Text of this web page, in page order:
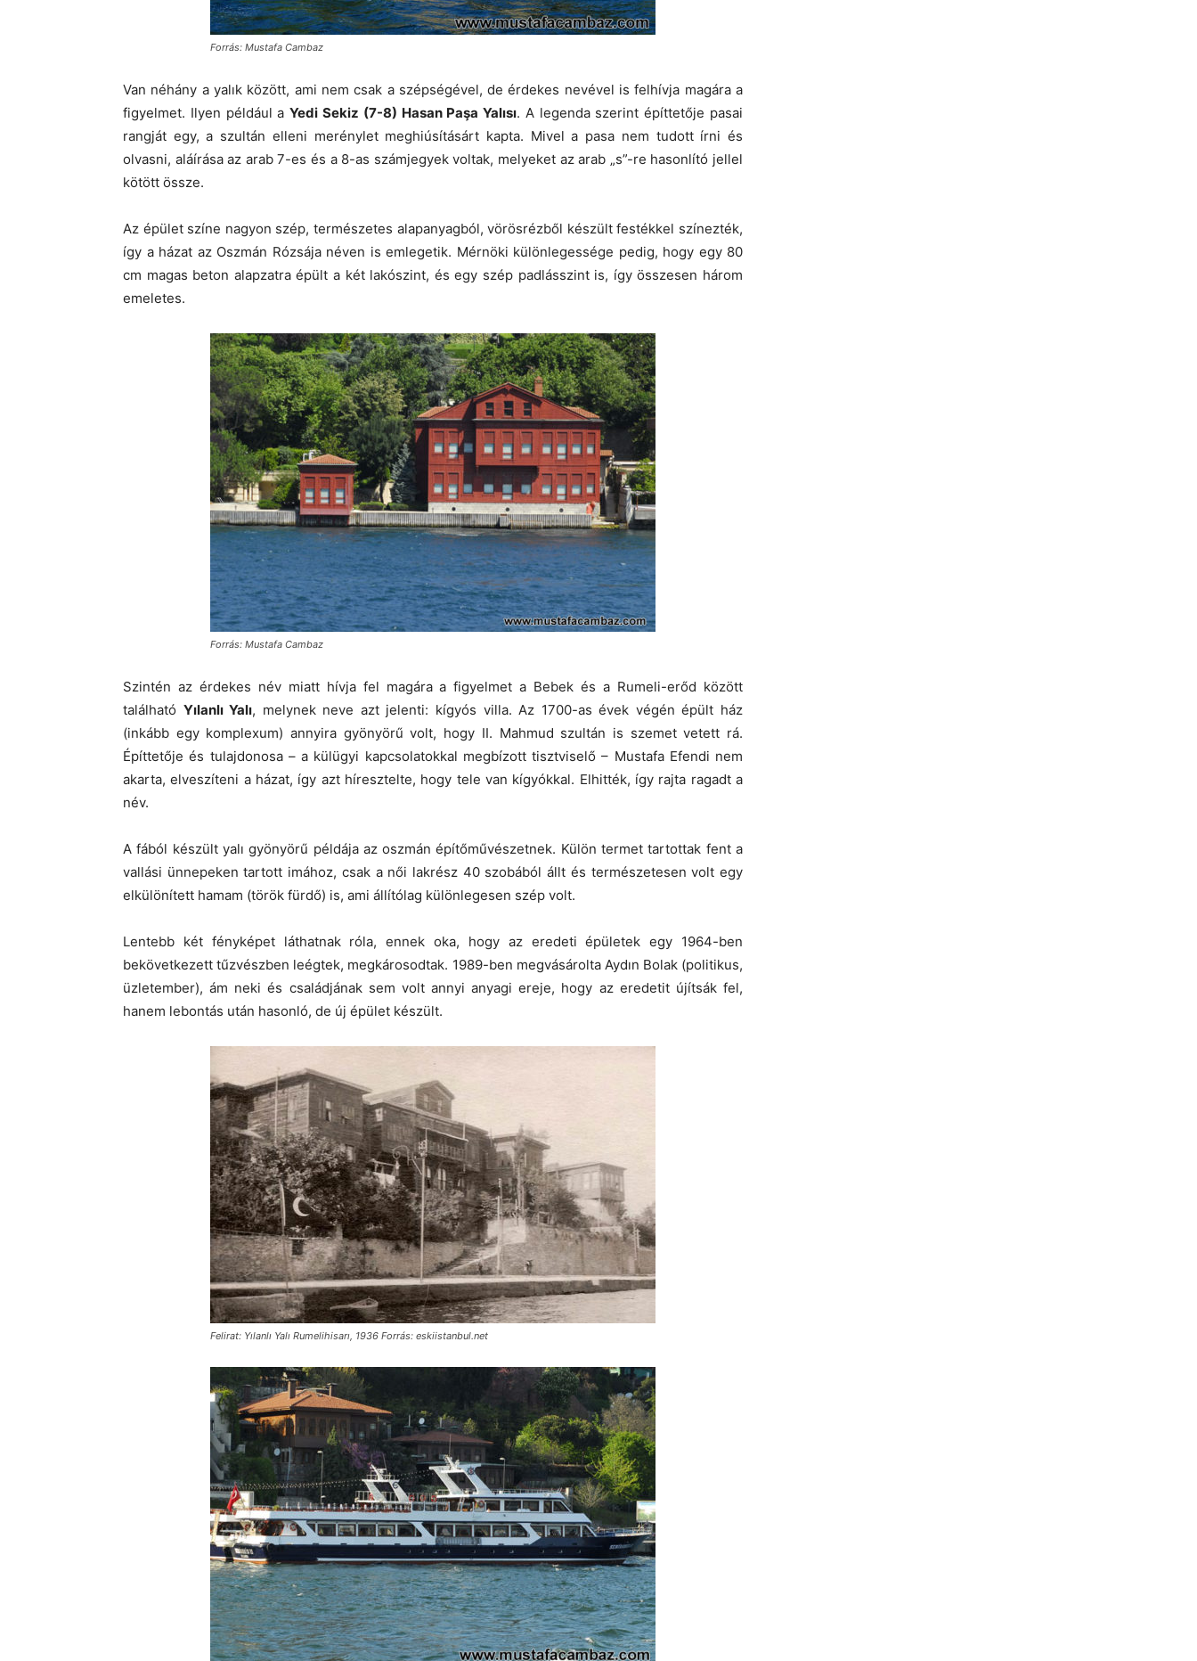
Forrás: Mustafa Cambaz
Van néhány a yalık között, ami nem csak a szépségével, de érdekes nevével is felhívja magára a
figyelmet. Ilyen például aYedi Sekiz (7-8) Hasan Paşa Yalısı. A legenda szerint építtetője pasai
rangját egy, a szultán elleni merénylet meghiúsításárt kapta. Mivel a pasa nem tudott írni és
olvasni, aláírása az arab 7-es és a 8-as számjegyek voltak, melyeket az arab „s”-re hasonlító jellel
kötött össze.
Az épület színe nagyon szép, természetes alapanyagból, vörösrézből készült festékkel színezték,
így a házat az Oszmán Rózsája néven is emlegetik. Mérnöki különlegessége pedig, hogy egy 80
cm magas beton alapzatra épült a két lakószint, és egy szép padlásszint is, így összesen három
emeletes.
Forrás: Mustafa Cambaz
Szintén az érdekes név miatt hívja fel magára a figyelmet a Bebek és a Rumeli-erőd között
található Yılanlı Yalı, melynek neve azt jelenti: kígyós villa. Az 1700-as évek végén épült ház
(inkább egy komplexum) annyira gyönyörű volt, hogy II. Mahmud szultán is szemet vetett rá.
Építtetője és tulajdonosa – a külügyi kapcsolatokkal megbízott tisztviselő – Mustafa Efendi nem
akarta, elveszíteni a házat, így azt híresztelte, hogy tele van kígyókkal. Elhitték, így rajta ragadt a
név.
A fából készült yalı gyönyörű példája az oszmán építőművészetnek. Külön termet tartottak fent a
vallási ünnepeken tartott imához, csak a női lakrész 40 szobából állt és természetesen volt egy
elkülönített hamam (török fürdő) is, ami állítólag különlegesen szép volt.
Lentebb két fényképet láthatnak róla, ennek oka, hogy az eredeti épületek egy 1964-ben
bekövetkezett tűzvészben leégtek, megkárosodtak. 1989-ben megvásárolta Aydın Bolak (politikus,
üzletember), ám neki és családjának sem volt annyi anyagi ereje, hogy az eredetit újítsák fel,
hanem lebontás után hasonló, de új épület készült.
Felirat: Yılanlı Yalı Rumelihisarı, 1936 Forrás: eskiistanbul.net